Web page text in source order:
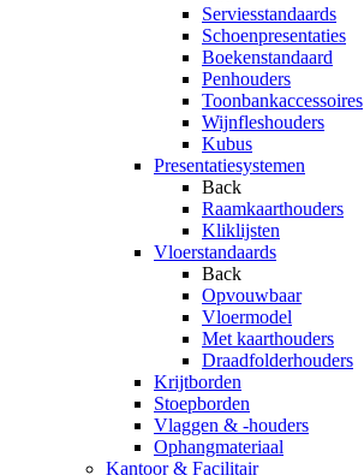
Serviesstandaards
Schoenpresentaties
Boekenstandaard
Penhouders
Toonbankaccessoires
Wijnfleshouders
Kubus
Presentatiesystemen
Back
Raamkaarthouders
Kliklijsten
Vloerstandaards
Back
Opvouwbaar
Vloermodel
Met kaarthouders
Draadfolderhouders
Krijtborden
Stoepborden
Vlaggen & -houders
Ophangmateriaal
Kantoor & Facilitair